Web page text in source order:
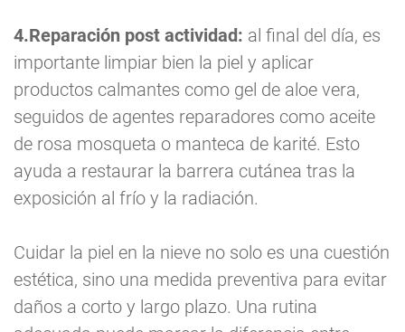
4.Reparación post actividad: al final del día, es
importante limpiar bien la piel y aplicar
productos calmantes como gel de aloe vera,
seguidos de agentes reparadores como aceite
de rosa mosqueta o manteca de karité. Esto
ayuda a restaurar la barrera cutánea tras la
exposición al frío y la radiación.
Cuidar la piel en la nieve no solo es una cuestión
estética, sino una medida preventiva para evitar
daños a corto y largo plazo. Una rutina